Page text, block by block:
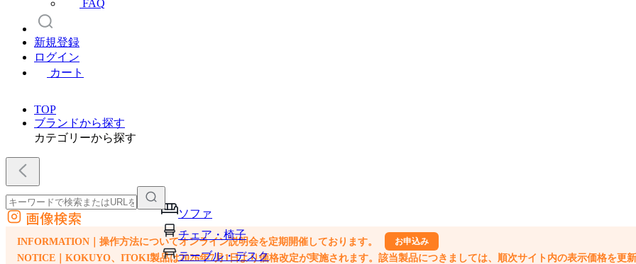
FAQ
新規登録
ログイン
カート
TOP
ブランドから探す
カテゴリーから探す
ソファ
チェア・椅子
テーブル・デスク
外部サイトの商品をカートに追加
他のサイトで見つけた商品ページのURLを貼り付けて、カートに追加できます
画像検索
INFORMATION｜操作方法についてオンライン説明会を定期開催しております。 お申込み
NOTICE｜KOKUYO、ITOKI製品は2026年7月1日より価格改定が実施されます。該当製品につきましては、順次サイト内の表示価格を更新